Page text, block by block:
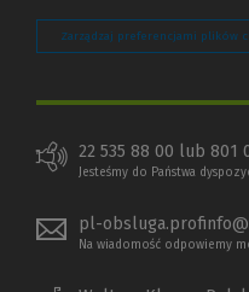
Zarządzaj preferencjami plików
22 535 88 00 lub 801
Jesteśmy do Państwa
pl-
Na wiadomość odpowiemy